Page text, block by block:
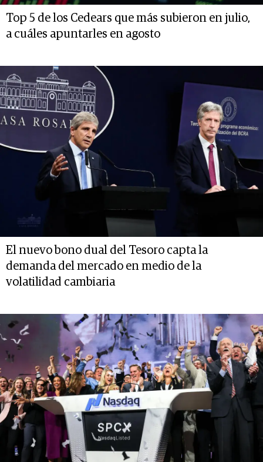
Top 5 de los Cedears que más subieron en julio,
a cuáles apuntarles en agosto
El nuevo bono dual del Tesoro capta la
demanda del mercado en medio de la
volatilidad cambiaria